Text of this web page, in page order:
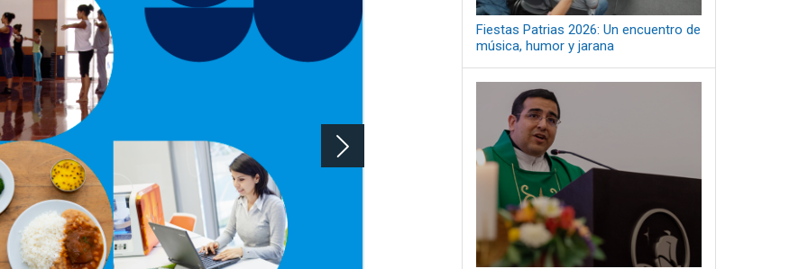
Fiestas Patrias 2026: Un encuentro de
música, humor y jarana